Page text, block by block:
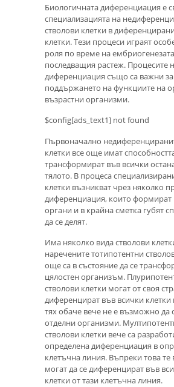
Биологичната диференциация е
специализацията на
стволови клетки в
клетки. Тези процеси играят
роля по време на
последващия растеж. Процесите
диференциация също са важни за
поддържането на функциите на
възрастни организми.
$config[ads_text1] not found
Първоначално
клетки все още имат
трансформират във всички
тялото. В процеса
клетки възникват чрез няколко
диференциация, които формират
органи и в крайна сметка губят
да се делят.
Има няколко вида стволови
наречените тотипотентни
още са в състояние да се
цялостен организъм.
стволови клетки могат от своя
диференцират във всички клетки
тях обаче вече не е възможно да
отделни организми.
стволови клетки вече са
определена диференциация в
клетъчна линия. Въпреки това те
могат да се диференцират във
клетки от тази клетъчна линия.